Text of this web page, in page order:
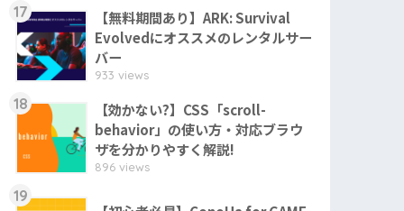
17
【無料期間あり】ARK: Survival
Evolvedにオススメのレンタルサー
バー
933 views
18
【効かない?】CSS「scroll-
behavior」の使い方・対応ブラウ
ザを分かりやすく解説!
896 views
19